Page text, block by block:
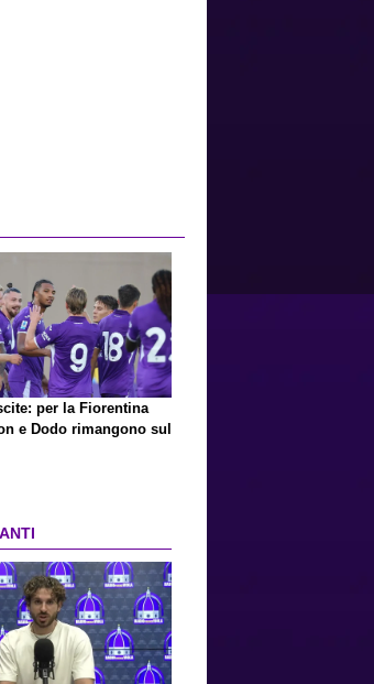
per la Fiorentina
e Dodo rimangono sul